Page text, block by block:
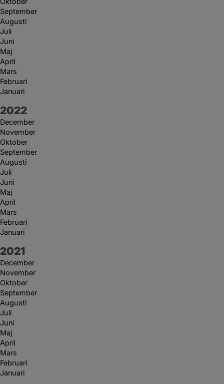
September
Augusti
Juli
Juni
Maj
April
Mars
Februari
Januari
År:
2022
December
November
Oktober
September
Augusti
Juli
Juni
Maj
April
Mars
Februari
Januari
År:
2021
December
November
Oktober
September
Augusti
Juli
Juni
Maj
April
Mars
Februari
Januari